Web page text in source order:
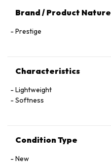
Brand / Product Nature
Prestige
Characteristics
Lightweight
Softness
Condition Type
New